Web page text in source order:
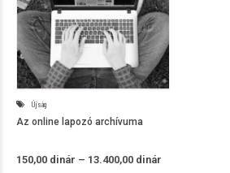
Újság
Az online lapozó archívuma
150,00 dinár – 13.400,00 dinár